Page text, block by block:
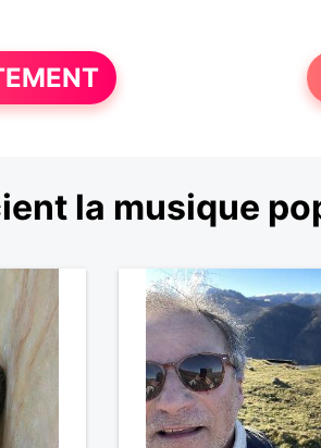
la musique